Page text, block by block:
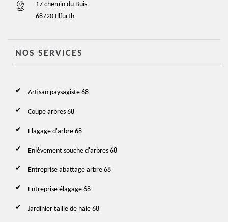
17 chemin du Buis
68720 Illfurth
NOS SERVICES
Artisan paysagiste 68
Coupe arbres 68
Elagage d'arbre 68
Enlèvement souche d'arbres 68
Entreprise abattage arbre 68
Entreprise élagage 68
Jardinier taille de haie 68